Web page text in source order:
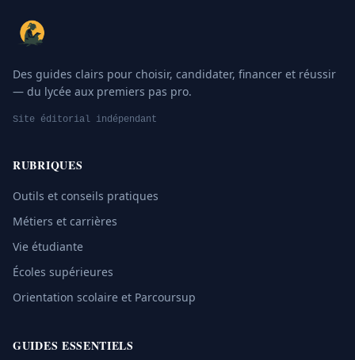
Des guides clairs pour choisir, candidater, financer et réussir
— du lycée aux premiers pas pro.
Site éditorial indépendant
RUBRIQUES
Outils et conseils pratiques
Métiers et carrières
Vie étudiante
Écoles supérieures
Orientation scolaire et Parcoursup
GUIDES ESSENTIELS